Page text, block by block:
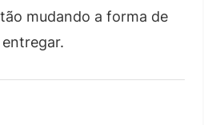
mudando a forma de